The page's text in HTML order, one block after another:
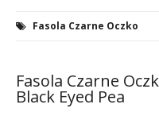
Fasola Czarne Oczko
Fasola Czarne
Black Eyed Pea